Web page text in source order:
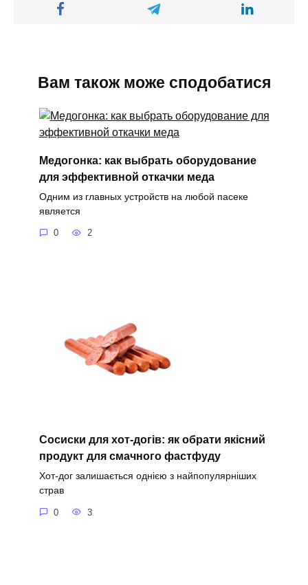
Вам також може сподобатися
Медогонка: как выбрать оборудование
для эффективной откачки меда
Одним из главных устройств на любой пасеке
является
0 2
Сосиски для хот-догів: як обрати якісний
продукт для смачного фастфуду
Хот-дог залишається однією з найпопулярніших
страв
0 3